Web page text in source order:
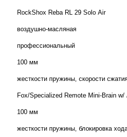
RockShox Reba RL 29 Solo Air
воздушно-масляная
профессиональный
100 мм
жесткости пружины, скорости
Fox/Specialized Remote Mini-Brain
100 мм
жесткости пружины, блокировка